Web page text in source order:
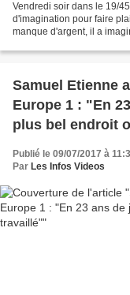
Vendredi soir dans le 19/
d'imagination pour faire
manque d'argent, il a
Samuel Etienne
Europe 1 : "En
plus bel endroit
Publié le 09/07/2017 à
Par Les Infos Videos